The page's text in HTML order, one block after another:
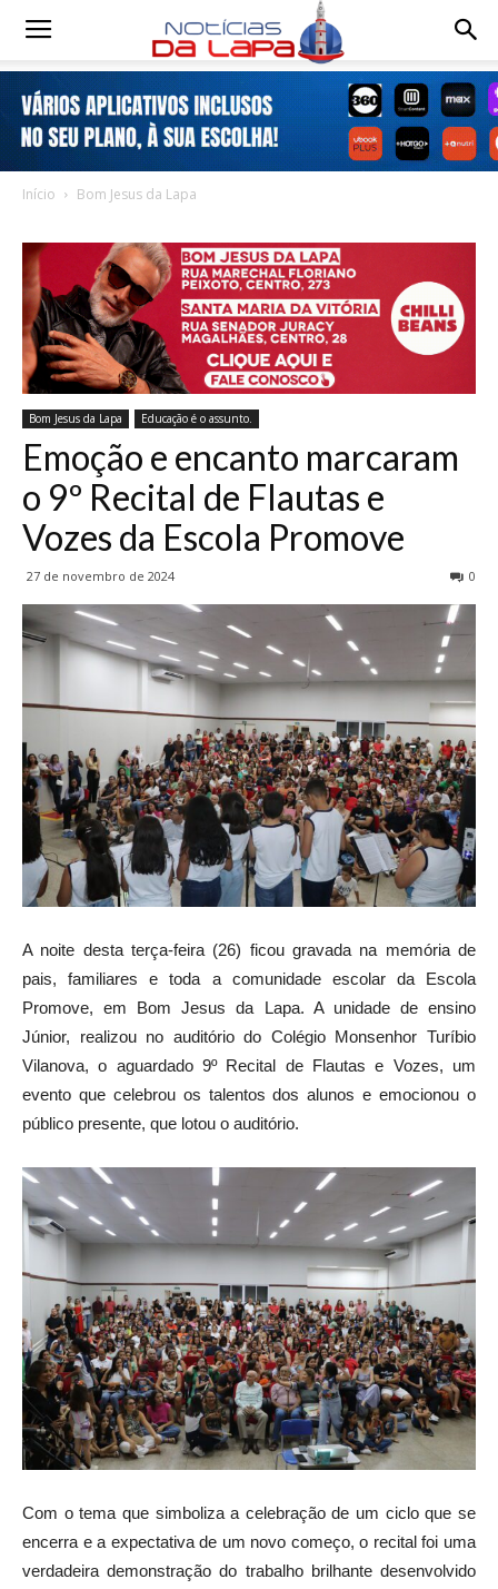
Notícias
Início Bom Jesus da Lapa
Bom Jesus da Lapa Educação é o assunto.
Emoção e encanto marcaram
o 9º Recital de Flautas e
Vozes da Escola Promove
27 de novembro de 2024 0
A noite desta terça-feira (26) ficou gravada na memória de
pais, familiares e toda a comunidade escolar da Escola
Promove, em Bom Jesus da Lapa. A unidade de ensino
Júnior, realizou no auditório do Colégio Monsenhor Turíbio
Vilanova, o aguardado 9º Recital de Flautas e Vozes, um
evento que celebrou os talentos dos alunos e emocionou o
público presente, que lotou o auditório.
Com o tema que simboliza a celebração de um ciclo que se
encerra e a expectativa de um novo começo, o recital foi uma
verdadeira demonstração do trabalho brilhante desenvolvido